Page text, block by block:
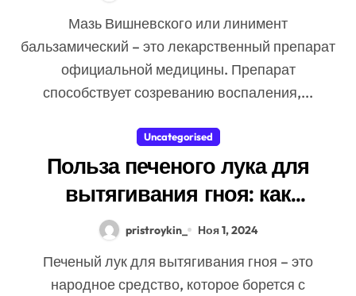
Мазь Вишневского или линимент
бальзамический – это лекарственный препарат
официальной медицины. Препарат
способствует созреванию воспаления,...
Uncategorised
Польза печеного лука для
вытягивания гноя: как
применять
pristroykin_ Ноя 1, 2024
Печеный лук для вытягивания гноя – это
народное средство, которое борется с